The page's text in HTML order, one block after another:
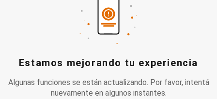
Estamos mejorando tu experiencia
Algunas funciones se están actualizando. Por favor, intentá
nuevamente en algunos instantes.